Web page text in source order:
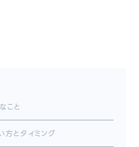
こと
とタイミング